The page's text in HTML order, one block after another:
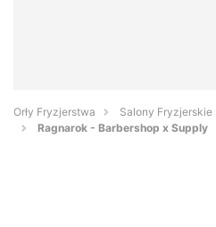
Orły Fryzjerstwa
Salony Fryzjerskie
Ragnarok - Barbershop x Supply